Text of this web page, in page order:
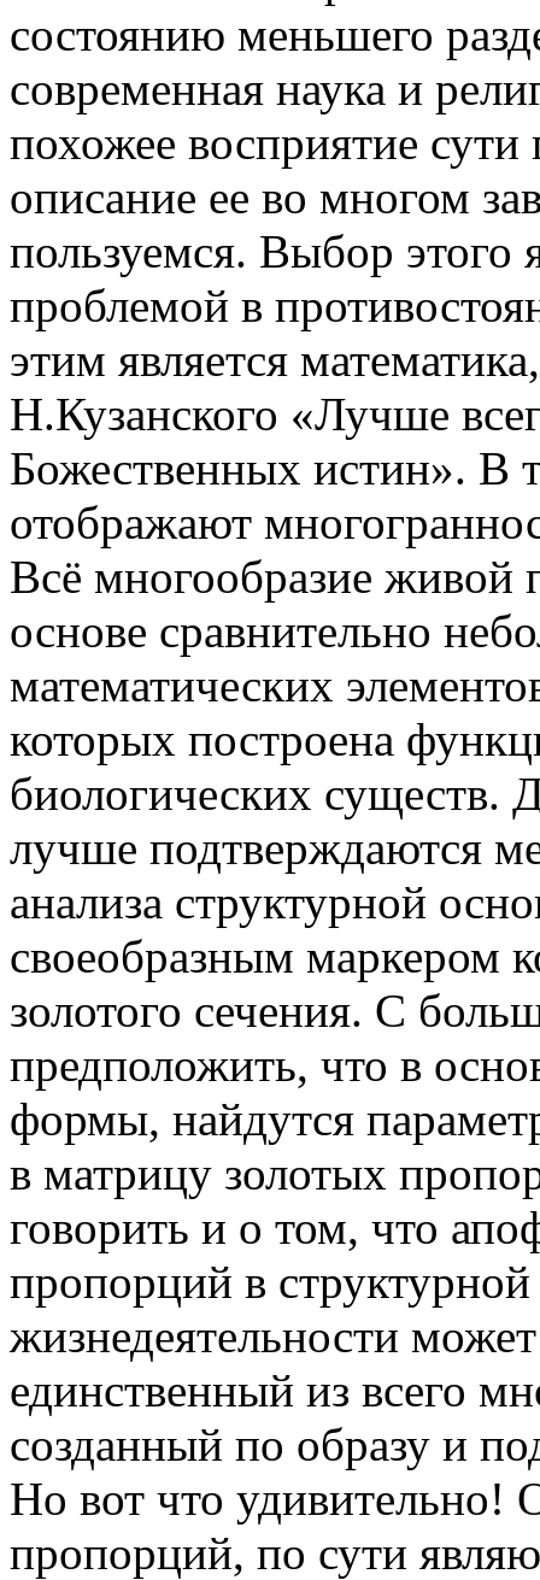
состоянию меньшего
современная наука и
похожее восприятие
описание ее во многом
пользуемся. Выбор этого
проблемой в
этим является
Н.Кузанского «Лучше
Божественных истин». В
отображают
Всё многообразие живой
основе сравнительно
математических
которых построена
биологических существ.
лучше подтверждаются
анализа структурной
своеобразным маркером
золотого сечения. С
предположить, что в
формы, найдутся
в матрицу золотых
говорить и о том, что
пропорций в
жизнедеятельности
единственный из всего
созданный по образу и
Но вот что удивительно!
пропорций, по сути